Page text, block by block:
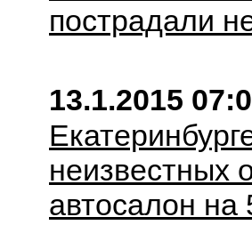
пострадали
13.1.2015
неизвестных
автосалон